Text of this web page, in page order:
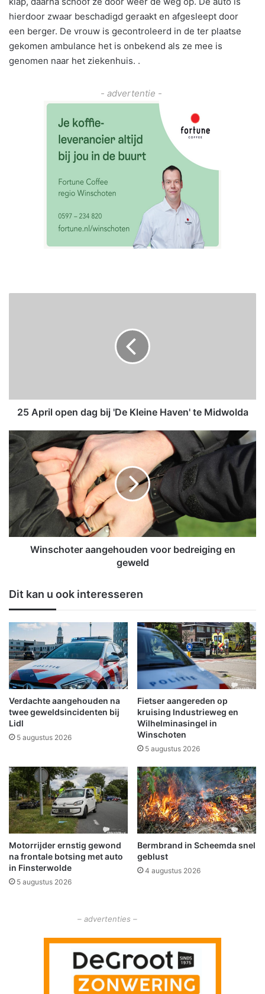
hierdoor zwaar beschadigd geraakt en afgesleept door
een berger. De vrouw is gecontroleerd in de ter plaatse
gekomen ambulance het is onbekend als ze mee is
genomen naar het ziekenhuis. .
- advertentie -
p
d
a
g
b
i
j
D
e
n
e
H
a
v
e
n
'
t
e
M
i
o
l
d
a
25 April open dag bij 'De Kleine Haven' te Midwolda
W
i
n
s
c
h
t
e
g
e
h
o
u
d
e
n
v
o
o
r
d
r
e
i
g
i
n
g
e
n
Winschoter aangehouden voor bedreiging en
geweld
Dit kan u ook interesseren
Verdachte aangehouden na
twee geweldsincidenten bij
Lidl
5 augustus 2026
Fietser aangereden op
kruising Industrieweg en
Wilhelminasingel in
Winschoten
5 augustus 2026
Motorrijder ernstig gewond
na frontale botsing met auto
in Finsterwolde
5 augustus 2026
Bermbrand in Scheemda snel
geblust
4 augustus 2026
– advertenties –